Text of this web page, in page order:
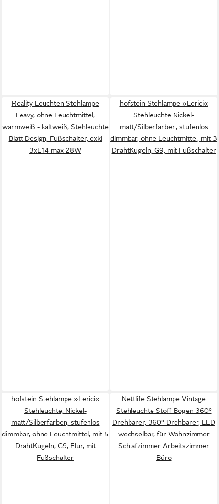
Reality Leuchten Stehlampe
Leavy, ohne Leuchtmittel,
warmweiß - kaltweiß, Stehleuchte
Blatt Design, Fußschalter, exkl
3xE14 max 28W
hofstein Stehlampe »Lerici«
Stehleuchte Nickel-
matt/Silberfarben, stufenlos
dimmbar, ohne Leuchtmittel, mit 3
DrahtKugeln, G9, mit Fußschalter
hofstein Stehlampe »Lerici«
Stehleuchte, Nickel-
matt/Silberfarben, stufenlos
dimmbar, ohne Leuchtmittel, mit 5
DrahtKugeln, G9, Flur, mit
Fußschalter
Nettlife Stehlampe Vintage
Stehleuchte Stoff Bogen 360°
Drehbarer, 360° Drehbarer, LED
wechselbar, für Wohnzimmer
Schlafzimmer Arbeitszimmer
Büro